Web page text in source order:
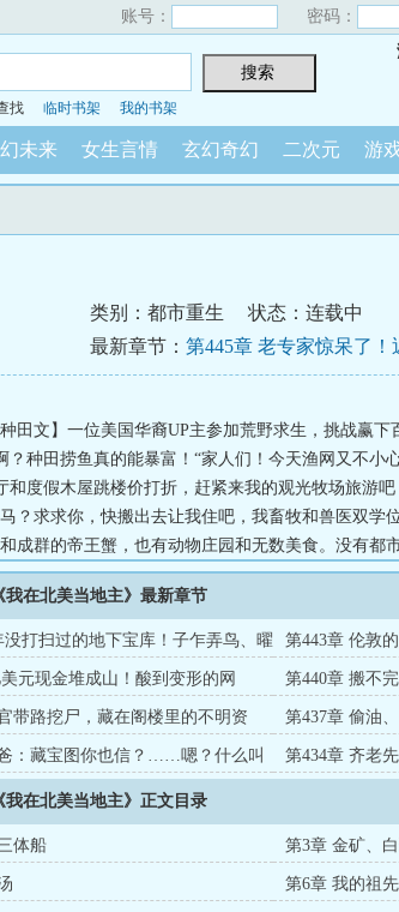
账号： 密码：
找 临时书架 我的书架
未来 女生言情 玄幻奇幻 二次元 游
类别：都市重生
状态：连载中
最新章节： 第445章 老专家惊呆了！
号文物贩子的含金量
田文】一位美国华裔UP主参加荒野求生，挑战赢下
种田捞鱼真的能暴富！“家人们！今天渔网又不小
度假木屋跳楼价打折，赶紧来我的观光牧场旅游吧
？求求你，快搬出去让我住吧，我畜牧和兽医双学
成群的帝王蟹，也有动物庄园和无数美食。没有都
满满一锅炖海鲜。日常+单女主+商业+悠闲种田=
我在北美当地主》最新章节
没打扫过的地下宝库！子乍弄鸟、曜
第443章 伦敦
元现金堆成山！酸到变形的网
第440章 搬不
带路挖尸，藏在阁楼里的不明资
第437章 偷油
：藏宝图你也信？……嗯？什么叫
第434章 齐老
我在北美当地主》正文目录
体船 第3章 金矿、
第6章 我的祖